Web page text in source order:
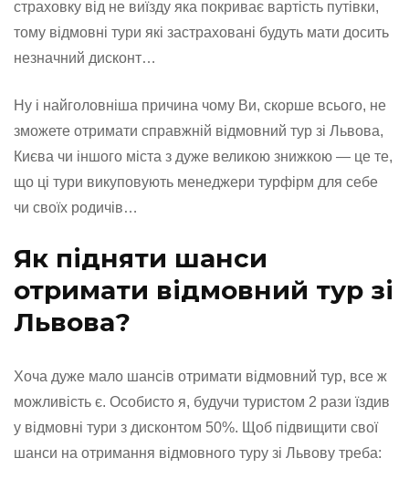
страховку від не виїзду яка покриває вартість путівки,
тому відмовні тури які застраховані будуть мати досить
незначний дисконт…
Ну і найголовніша причина чому Ви, скорше всього, не
зможете отримати справжній відмовний тур зі Львова,
Києва чи іншого міста з дуже великою знижкою — це те,
що ці тури викуповують менеджери турфірм для себе
чи своїх родичів…
Як підняти шанси
отримати відмовний тур зі
Львова?
Хоча дуже мало шансів отримати відмовний тур, все ж
можливість є. Особисто я, будучи туристом 2 рази їздив
у відмовні тури з дисконтом 50%. Щоб підвищити свої
шанси на отримання відмовного туру зі Львову треба: